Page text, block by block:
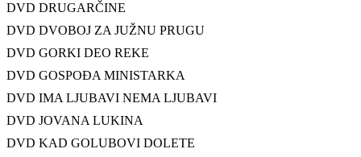
DVD DRUGARČINE
DVD DVOBOJ ZA JUŽNU PRUGU
DVD GORKI DEO REKE
DVD GOSPOĐA MINISTARKA
DVD IMA LJUBAVI NEMA LJUBAVI
DVD JOVANA LUKINA
DVD KAD GOLUBOVI DOLETE